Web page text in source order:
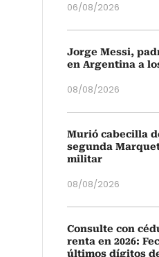
06/08/2026
Jorge Messi,
en Argentina a
08/08/2026
Murió cabecilla
segunda
militar
08/08/2026
Consulte con
renta en 2026:
últimos dígitos